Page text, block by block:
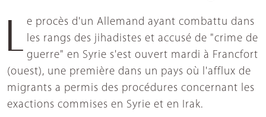
les rangs des jihadistes et accusé de "crime de
guerre" en Syrie s'est ouvert mardi à Francfort
(ouest), une première dans un pays où l'afflux de
migrants a permis des procédures concernant les
exactions commises en Syrie et en Irak.